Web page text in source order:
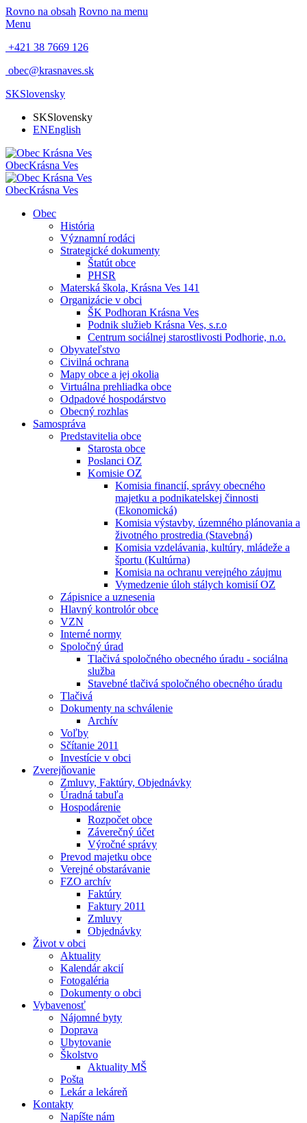
Rovno na obsah Rovno na menu
Menu
+421 38 7669 126
obec@krasnaves.sk
SKSlovensky
SKSlovensky
ENEnglish
ObecKrásna Ves
ObecKrásna Ves
Obec
História
Významní rodáci
Strategické dokumenty
Štatút obce
PHSR
Materská škola, Krásna Ves 141
Organizácie v obci
ŠK Podhoran Krásna Ves
Podnik služieb Krásna Ves, s.r.o
Centrum sociálnej starostlivosti Podhorie, n.o.
Obyvateľstvo
Civilná ochrana
Mapy obce a jej okolia
Virtuálna prehliadka obce
Odpadové hospodárstvo
Obecný rozhlas
Samospráva
Predstavitelia obce
Starosta obce
Poslanci OZ
Komisie OZ
Komisia financií, správy obecného
majetku a podnikatelskej činnosti
(Ekonomická)
Komisia výstavby, územného plánovania a
životného prostredia (Stavebná)
Komisia vzdelávania, kultúry, mládeže a
športu (Kultúrna)
Komisia na ochranu verejného záujmu
Vymedzenie úloh stálych komisií OZ
Zápisnice a uznesenia
Hlavný kontrolór obce
VZN
Interné normy
Spoločný úrad
Tlačivá spoločného obecného úradu - sociálna
služba
Stavebné tlačivá spoločného obecného úradu
Tlačivá
Dokumenty na schválenie
Archív
Voľby
Sčítanie 2011
Investície v obci
Zverejňovanie
Zmluvy, Faktúry, Objednávky
Úradná tabuľa
Hospodárenie
Rozpočet obce
Záverečný účet
Výročné správy
Prevod majetku obce
Verejné obstarávanie
FZO archív
Faktúry
Faktury 2011
Zmluvy
Objednávky
Život v obci
Aktuality
Kalendár akcií
Fotogaléria
Dokumenty o obci
Vybavenosť
Nájomné byty
Doprava
Ubytovanie
Školstvo
Aktuality MŠ
Pošta
Lekár a lekáreň
Kontakty
Napíšte nám